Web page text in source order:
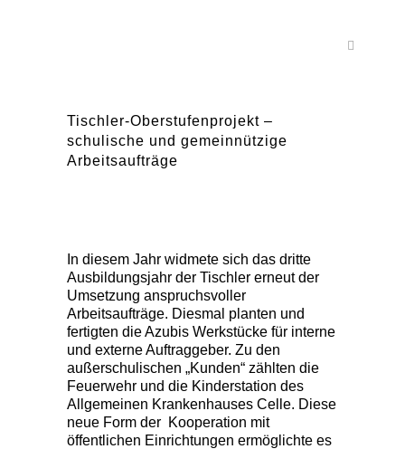
Tischler-Oberstufenprojekt –
schulische und gemeinnützige
Arbeitsaufträge
In diesem Jahr widmete sich das dritte
Ausbildungsjahr der Tischler erneut der
Umsetzung anspruchsvoller
Arbeitsaufträge. Diesmal planten und
fertigten die Azubis Werkstücke für interne
und externe Auftraggeber. Zu den
außerschulischen „Kunden“ zählten die
Feuerwehr und die Kinderstation des
Allgemeinen Krankenhauses Celle. Diese
neue Form der Kooperation mit
öffentlichen Einrichtungen ermöglichte es